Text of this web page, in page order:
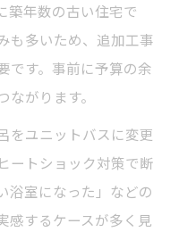
築年数の古い住宅で
も多いため、追加工事
です。事前に予算の余
がります。
をユニットバスに変更
ートショック対策で断
浴室になった」などの
感するケースが多く見